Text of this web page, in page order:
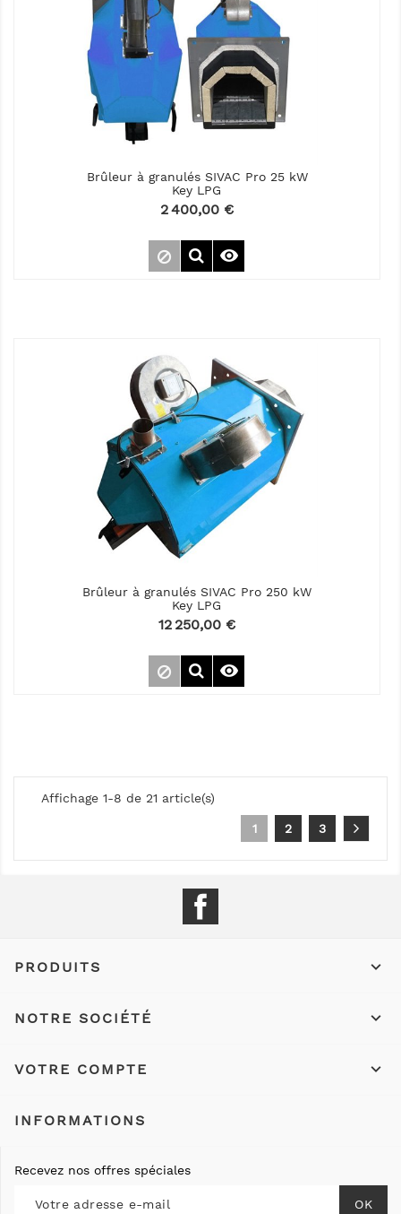
Brûleur à granulés SIVAC Pro 25 kW
Key LPG
Prix
2 400,00 €

Brûleur à granulés SIVAC Pro 250 kW
Key LPG
Prix
12 250,00 €

Affichage 1-8 de 21 article(s)
1 2 3
PRODUITS 
NOTRE SOCIÉTÉ 
VOTRE COMPTE 
INFORMATIONS
Recevez nos offres spéciales